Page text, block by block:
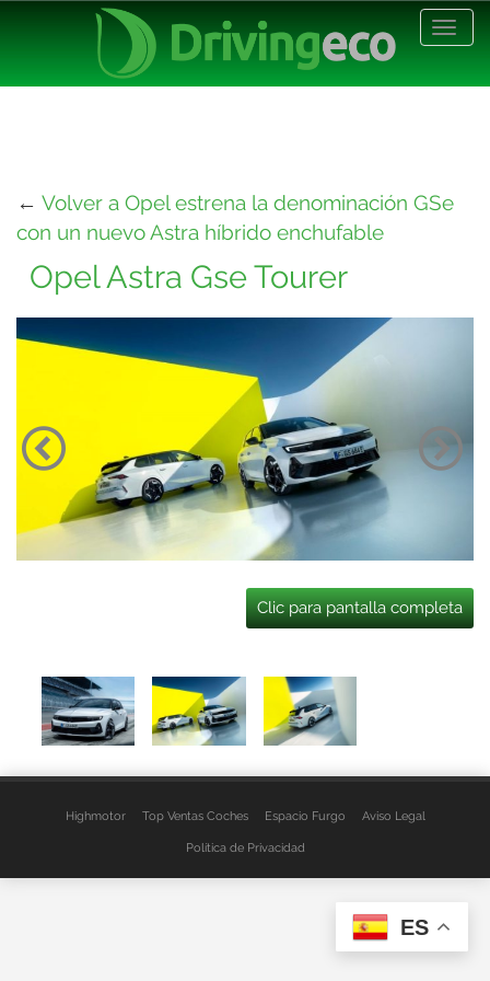
← Volver a Opel estrena la denominación GSe
con un nuevo Astra híbrido enchufable
Opel Astra Gse Tourer
Clic para pantalla completa
Highmotor Top Ventas Coches Espacio Furgo Aviso Legal
Política de Privacidad
ES